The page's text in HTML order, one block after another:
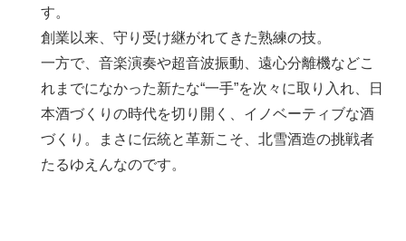
す。
創業以来、守り受け継がれてきた熟練の技。
一方で、音楽演奏や超音波振動、遠心分離機などこ
れまでになかった新たな“一手”を次々に取り入れ、日
本酒づくりの時代を切り開く、イノベーティブな酒
づくり。まさに伝統と革新こそ、北雪酒造の挑戦者
たるゆえんなのです。